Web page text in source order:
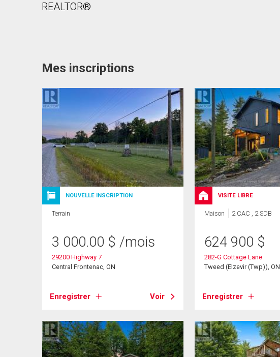
REALTOR®
Mes inscriptions
NOUVELLE INSCRIPTION
Terrain
3 000.00 $ /mois
29200 Highway 7
Central Frontenac, ON
Enregistrer Voir
VISITE LIBRE
Maison 2 CAC , 2 SDB
624 900 $
282-G Cottage Lane
Tweed (Elzevir (Twp)), ON
Enregistrer